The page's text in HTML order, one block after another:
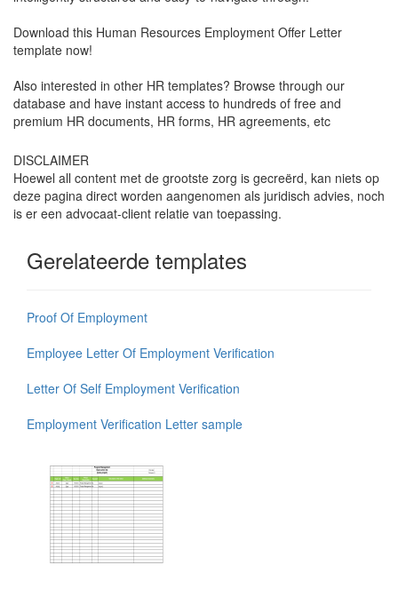
Download this Human Resources Employment Offer Letter
template now!
Also interested in other HR templates? Browse through our
database and have instant access to hundreds of free and
premium HR documents, HR forms, HR agreements, etc
DISCLAIMER
Hoewel all content met de grootste zorg is gecreërd, kan niets op
deze pagina direct worden aangenomen als juridisch advies, noch
is er een advocaat-client relatie van toepassing.
Gerelateerde templates
Proof Of Employment
Employee Letter Of Employment Verification
Letter Of Self Employment Verification
Employment Verification Letter sample